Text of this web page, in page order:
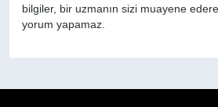
bilgiler, bir uzmanın sizi muayene
yorum yapamaz.